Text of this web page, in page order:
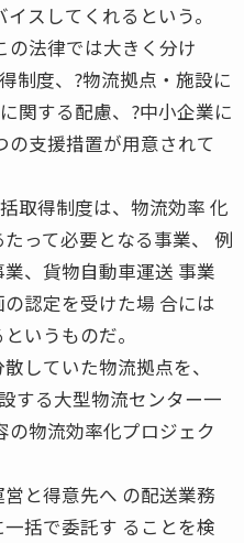
スしてくれるという。
の法律では大きく分け
制度、?物流拠点・施設に
関する配慮、?中小企業に
の支援措置が用意されて
取得制度は、物流効率 化
って必要となる事業、 例
、貨物自動車運送 事業
認定を受けた場 合には
いうものだ。
していた物流拠点を、
する大型物流センター一
の物流効率化プロジェク
と得意先へ の配送業務
括で委託す ることを検